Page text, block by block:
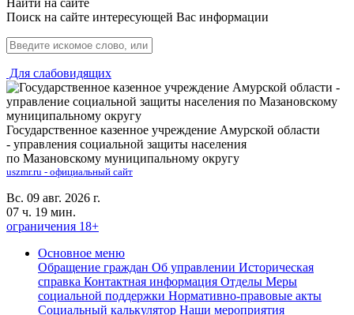
Найти на сайте
Поиск на сайте интересующей Вас информации
Для слабовидящих
Государственное казенное учреждение Амурской области
- управления социальной защиты населения
по Мазановскому муниципальному округу
uszmr.ru - официальный сайт
Вс. 09 авг. 2026 г.
07 ч. 19 мин.
ограничения 18+
Основное меню
Обращение граждан Об управлении Историческая
справка Контактная информация Отделы Меры
социальной поддержки Нормативно-правовые акты
Социальный калькулятор Наши мероприятия